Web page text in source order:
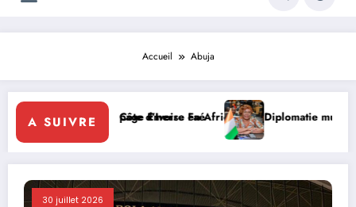
Accueil Abuja
A SUIVRE
de la Côte d’Ivoire en Afrique
FIF tourne la page Emerse Faé Diplomatie multilatérale :
30 juillet 2026